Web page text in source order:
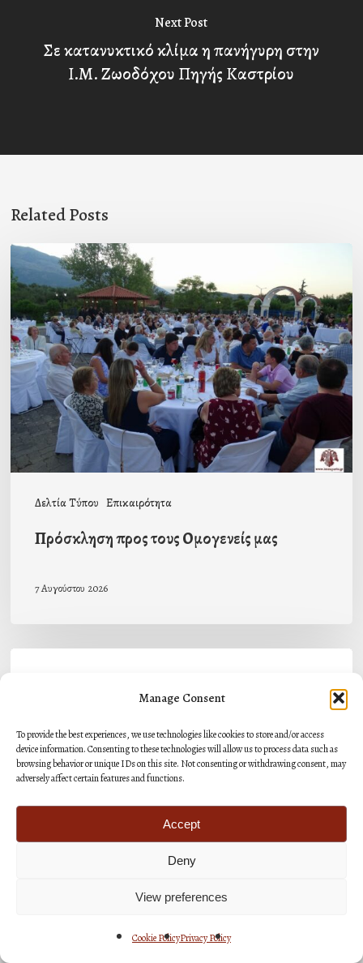
Manage Consent
To provide the best experiences, we use technologies like cookies to store and/or access
device information. Consenting to these technologies will allow us to process data such as
browsing behavior or unique IDs on this site. Not consenting or withdrawing consent, may
adversely affect certain features and functions.
Accept
Deny
View preferences
Cookie PolicyPrivacy Policy
Next Post
Σε κατανυκτικό κλίμα η πανήγυρη στην
Ι.Μ. Ζωοδόχου Πηγής Καστρίου
Related Posts
Δελτία Τύπου Επικαιρότητα
Πρόσκληση
προς
τους
Ομογενείς
μας
Πρόσκληση προς τους Ομογενείς μας
7 Αυγούστου 2026
Επικαιρότητα
Μεταμορφώσεως
του
Σωτήρος
Μεταμόρφωση
Η εορτή της Μεταμορφώσεως του Σωτήρος